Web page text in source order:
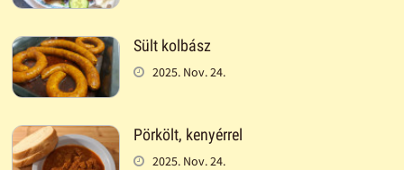
Sült kolbász
2025. Nov. 24.
Pörkölt, kenyérrel
2025. Nov. 24.